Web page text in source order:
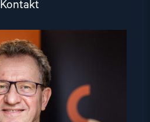
Kontakt
article
"Gunnar
M.
Ekeløve-
Slydal"